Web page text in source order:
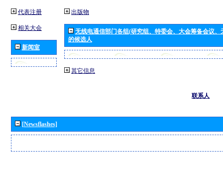
代表注册
相关大会
新闻室
出版物
无线电通信部门各组(研究组、特委会、大会筹备会议
的候选人
其它信息
联系人
[Newsflashes]